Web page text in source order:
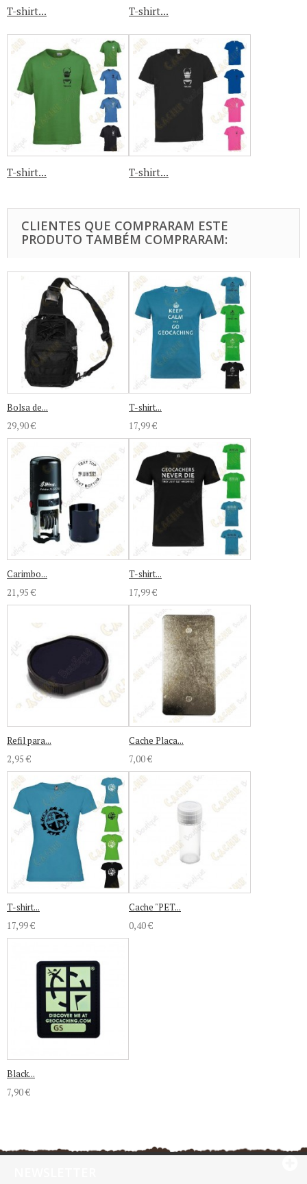
T-shirt... T-shirt...
T-shirt... T-shirt...
CLIENTES QUE COMPRARAM ESTE
PRODUTO TAMBÉM COMPRARAM:
Bolsa de...
29,90 €
T-shirt...
17,99 €
Carimbo...
21,95 €
T-shirt...
17,99 €
Refil para...
2,95 €
Cache Placa...
7,00 €
T-shirt...
17,99 €
Cache "PET...
0,40 €
Black...
7,90 €